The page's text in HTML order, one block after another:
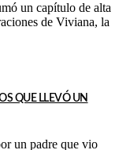
un capítulo de alta
de Viviana, la
QUE LLEVÓ UN
un padre que vio